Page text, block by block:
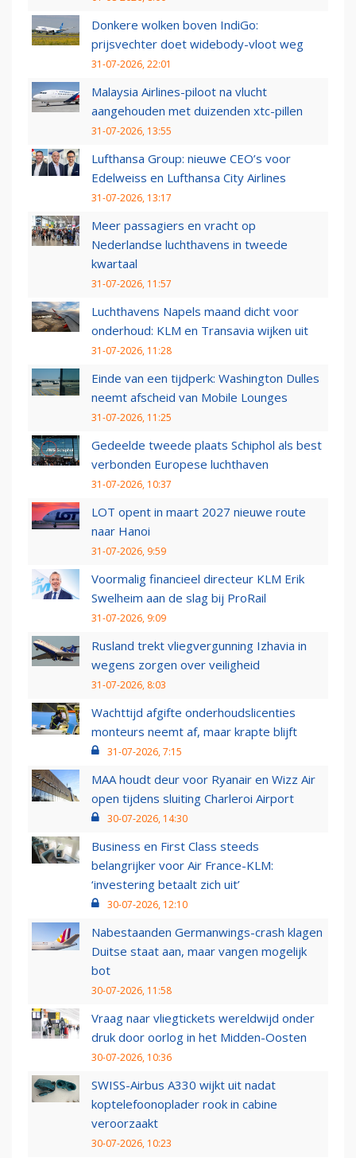
Donkere wolken boven IndiGo:
prijsvechter doet widebody-vloot weg
31-07-2026, 22:01
Malaysia Airlines-piloot na vlucht
aangehouden met duizenden xtc-pillen
31-07-2026, 13:55
Lufthansa Group: nieuwe CEO’s voor
Edelweiss en Lufthansa City Airlines
31-07-2026, 13:17
Meer passagiers en vracht op
Nederlandse luchthavens in tweede
kwartaal
31-07-2026, 11:57
Luchthavens Napels maand dicht voor
onderhoud: KLM en Transavia wijken uit
31-07-2026, 11:28
Einde van een tijdperk: Washington Dulles
neemt afscheid van Mobile Lounges
31-07-2026, 11:25
Gedeelde tweede plaats Schiphol als best
verbonden Europese luchthaven
31-07-2026, 10:37
LOT opent in maart 2027 nieuwe route
naar Hanoi
31-07-2026, 9:59
Voormalig financieel directeur KLM Erik
Swelheim aan de slag bij ProRail
31-07-2026, 9:09
Rusland trekt vliegvergunning Izhavia in
wegens zorgen over veiligheid
31-07-2026, 8:03
Wachttijd afgifte onderhoudslicenties
monteurs neemt af, maar krapte blijft
31-07-2026, 7:15
MAA houdt deur voor Ryanair en Wizz Air
open tijdens sluiting Charleroi Airport
30-07-2026, 14:30
Business en First Class steeds
belangrijker voor Air France-KLM:
‘investering betaalt zich uit’
30-07-2026, 12:10
Nabestaanden Germanwings-crash klagen
Duitse staat aan, maar vangen mogelijk
bot
30-07-2026, 11:58
Vraag naar vliegtickets wereldwijd onder
druk door oorlog in het Midden-Oosten
30-07-2026, 10:36
SWISS-Airbus A330 wijkt uit nadat
koptelefoonoplader rook in cabine
veroorzaakt
30-07-2026, 10:23